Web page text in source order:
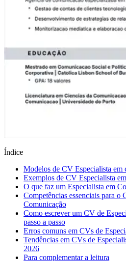
Índice
Modelos de CV Especialista em
Exemplos de CV Especialista
O que faz um Especialista em
Competências essenciais para o
Comunicação
Como escrever um CV de
passo a passo
Erros comuns em CVs de
Tendências em CVs de
2026
Para complementar a leitura